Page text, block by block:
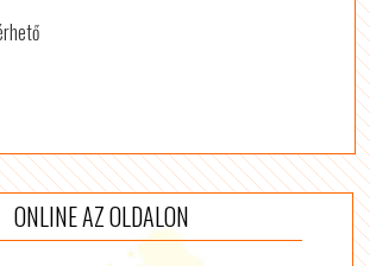
ONLINE AZ OLDALON